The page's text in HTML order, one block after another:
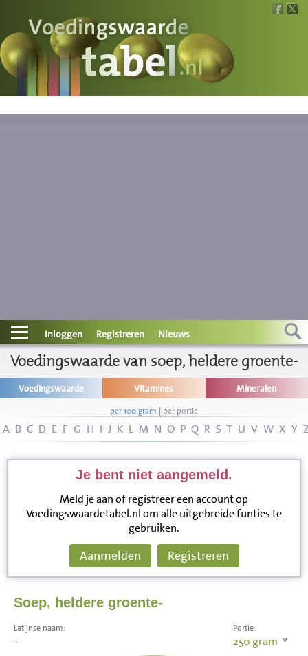
Voedingswaarde
Wat is wat?
Contact
Informatie
Disclaimer
Inloggen Registreren Nieuws
Voedingswaarde van soep, heldere groente-
Voedingswaarde Vitamines Mineralen
per 100 gram | per portie
A B C D E F G H I J K L M N O P Q R S T U V W X Y
Je bent niet aangemeld.
Meld je aan of registreer een account op
Voedingswaardetabel.nl om alle uitgebreide funties te
gebruiken.
Aanmelden Registreren
Soep, heldere groente-
Portie:
250 gram
Latijnse naam:
-